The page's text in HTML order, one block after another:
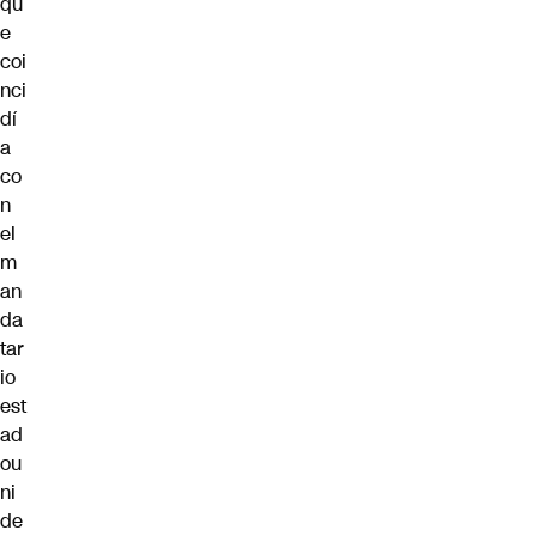
e
coi
nci
dí
a
co
n
el
m
an
da
tar
io
est
ad
ou
ni
de